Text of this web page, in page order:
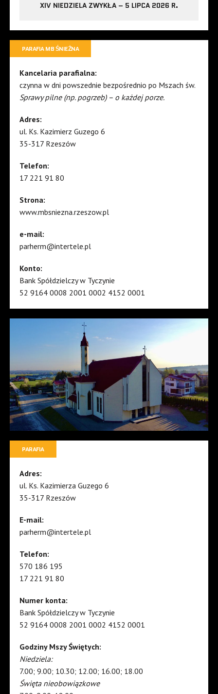
XIV NIEDZIELA ZWYKŁA – 5 LIPCA 2026 R.
PARAFIA MB ŚNIEŻNA
Kancelaria parafialna:
czynna w dni powszednie bezpośrednio po Mszach św.
Sprawy pilne (np. pogrzeb) – o każdej porze.
Adres:
ul. Ks. Kazimierz Guzego 6
35-317 Rzeszów
Telefon:
17 221 91 80
Strona:
www.mbsniezna.rzeszow.pl
e-mail:
parherm@intertele.pl
Konto:
Bank Spółdzielczy w Tyczynie
52 9164 0008 2001 0002 4152 0001
PARAFIA
Adres:
ul. Ks. Kazimierza Guzego 6
35-317 Rzeszów
E-mail:
parherm@intertele.pl
Telefon:
570 186 195
17 221 91 80
Numer konta:
Bank Spółdzielczy w Tyczynie
52 9164 0008 2001 0002 4152 0001
Godziny Mszy Świętych:
Niedziela:
7.00; 9.00; 10.30; 12.00; 16.00; 18.00
Święta nieobowiązkowe